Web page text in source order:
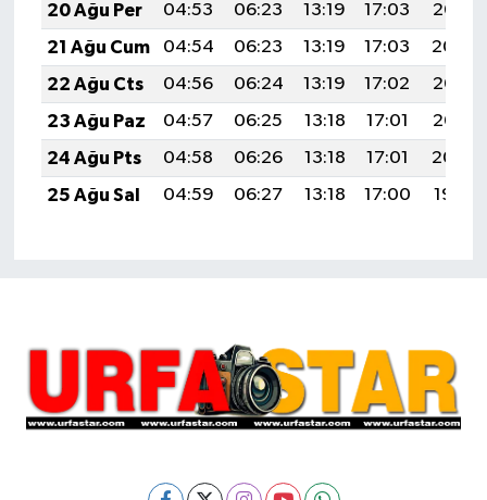
20 Ağu Per
04:53 06:23 13:19 17:03
20:06
21 Ağu Cum
04:54 06:23 13:19 17:03
20:04
22 Ağu Cts
04:56 06:24 13:19 17:02
20:03
23 Ağu Paz
04:57 06:25 13:18 17:01
20:02
24 Ağu Pts
04:58 06:26 13:18 17:01
20:00
25 Ağu Sal
04:59 06:27 13:18 17:00 19:59